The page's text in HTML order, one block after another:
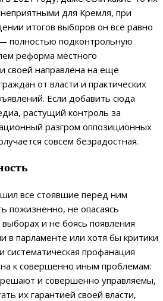
для Кремля, при
итогов выборов он все равно
полностью подконтрольную
реформа местного
своей направлена на еще
от власти и практических
Если добавить сюда
растущий контроль за
разгром оппозиционных
совсем безрадостная.
все стоявшие перед ним
пожизненно, не опасаясь
и не боясь появления
в парламенте или хотя бы критики
профанация
к совершенно иным проблемам:
и совершенно управляемы,
их гарантией своей власти,